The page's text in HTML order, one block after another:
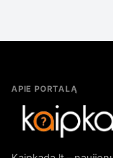
APIE PORTALĄ